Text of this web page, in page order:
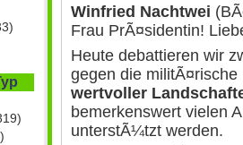
Winfried Nachtwei
Frau PrÃ¤sidentin!
Heute debattieren wir
gegen die
wertvoller
bemerkenswert vielen
unterstÃ¼tzt werden.